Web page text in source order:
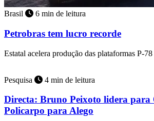
Brasil 6 min de leitura
Petrobras tem lucro recorde
Estatal acelera produção das plataformas P-
Pesquisa 4 min de leitura
Directa: Bruno Peixoto lidera para
Policarpo para Alego